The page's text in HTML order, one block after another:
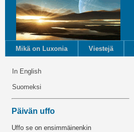
Mikä on Luxonia Viestejä
In English
Suomeksi
Päivän uffo
Uffo se on ensimmäinenkin